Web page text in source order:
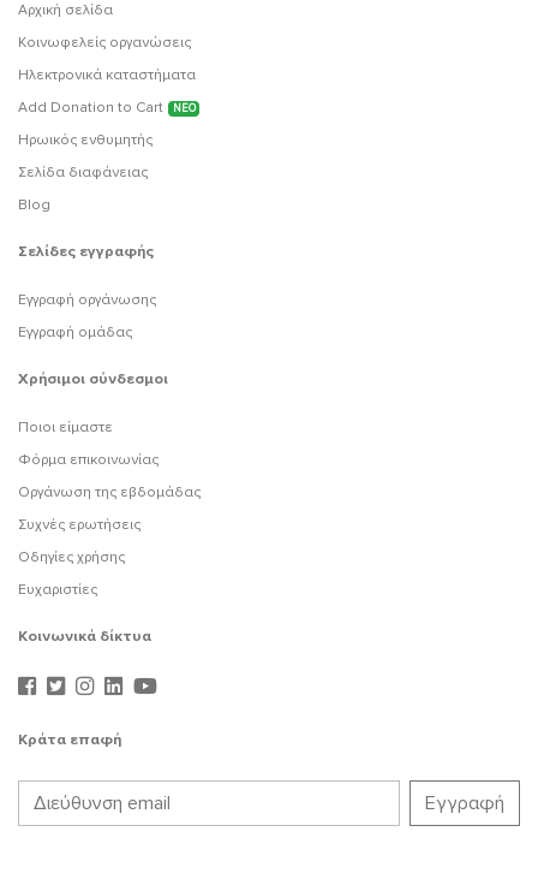
Αρχική σελίδα
Κοινωφελείς οργανώσεις
Ηλεκτρονικά καταστήματα
Add Donation to Cart
ΝΕΟ
Ηρωικός ενθυμητής
Σελίδα διαφάνειας
Blog
Σελίδες εγγραφής
Εγγραφή οργάνωσης
Εγγραφή ομάδας
Χρήσιμοι σύνδεσμοι
Ποιοι είμαστε
Φόρμα επικοινωνίας
Οργάνωση της εβδομάδας
Συχνές ερωτήσεις
Οδηγίες χρήσης
Ευχαριστίες
Κοινωνικά δίκτυα
Κράτα επαφή